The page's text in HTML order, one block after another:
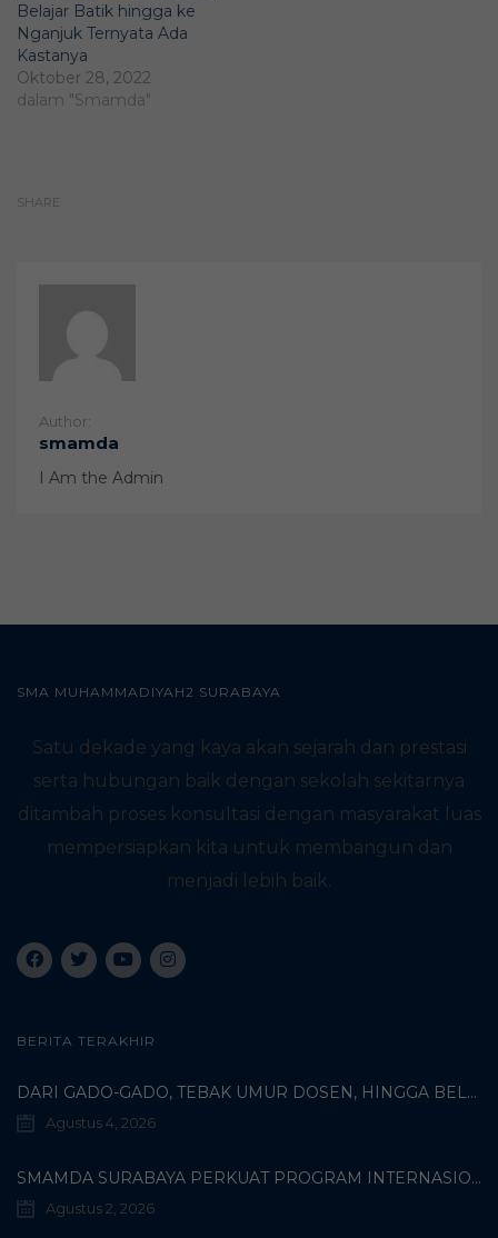
Belajar Batik hingga ke
Nganjuk Ternyata Ada
Kastanya
Oktober 28, 2022
dalam "Smamda"
SHARE
Author:
smamda
I Am the Admin
SMA MUHAMMADIYAH2 SURABAYA
Satu dekade yang kaya akan sejarah dan prestasi
serta hubungan baik dengan sekolah sekitarnya
ditambah proses konsultasi dengan masyarakat luas
mempersiapkan kita untuk membangun dan
menjadi lebih baik.
BERITA TERAKHIR
DARI GADO-GADO, TEBAK UMUR DOSEN, HINGGA BELI PECI MUHAMMADIYAH: TERUNGKAPNYA KISAH UNIK 3 MAHASISWA TURKI DI SMAMDA!
Agustus 4, 2026
SMAMDA SURABAYA PERKUAT PROGRAM INTERNASIONAL MELALUI KOORDINASI BERSAMA WALI MURID KELAS X
Agustus 2, 2026